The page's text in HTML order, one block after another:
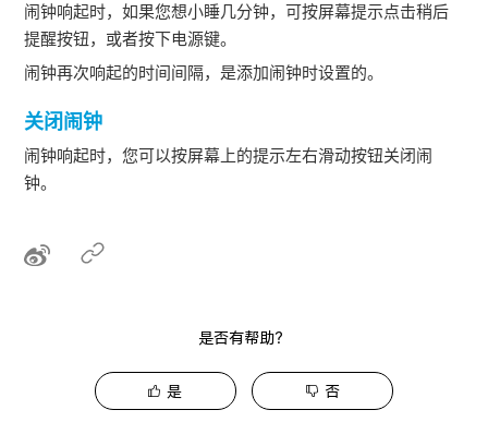
闹钟响起时，如果您想小睡几分钟，可按屏幕提示点击稍后
提醒按钮，或者按下电源键。
闹钟再次响起的时间间隔，是添加闹钟时设置的。
关闭闹钟
闹钟响起时，您可以按屏幕上的提示左右滑动按钮关闭闹
钟。
是否有帮助？
是 否